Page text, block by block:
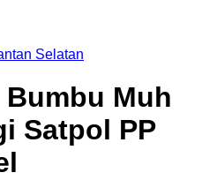
Selatan
Muh
Satpol PP